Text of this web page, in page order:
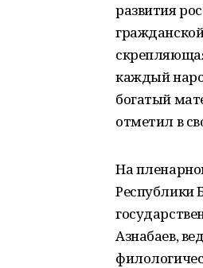
развития
каждый
богатый
отметил в
На
Республики
Азнабаев,